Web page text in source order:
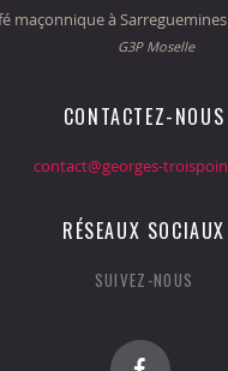
maçonnique à
G3P Moselle
CONTACTEZ-NOUS
contact@georges-
RÉSEAUX SOCIAUX
SUIVEZ-NOUS